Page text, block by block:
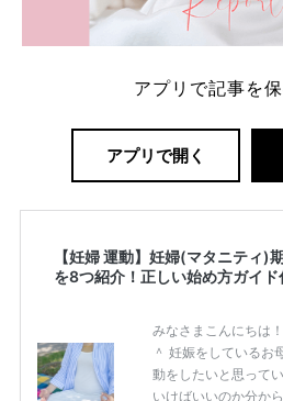
アプリで記事を
アプリで開く
【妊婦 運動】妊婦(マタニティ)
を8つ紹介！正しい始め方ガイ
みなさまこんにちは
＾ 妊娠をしているお
動をしたいと思って
いけばいいのか分か